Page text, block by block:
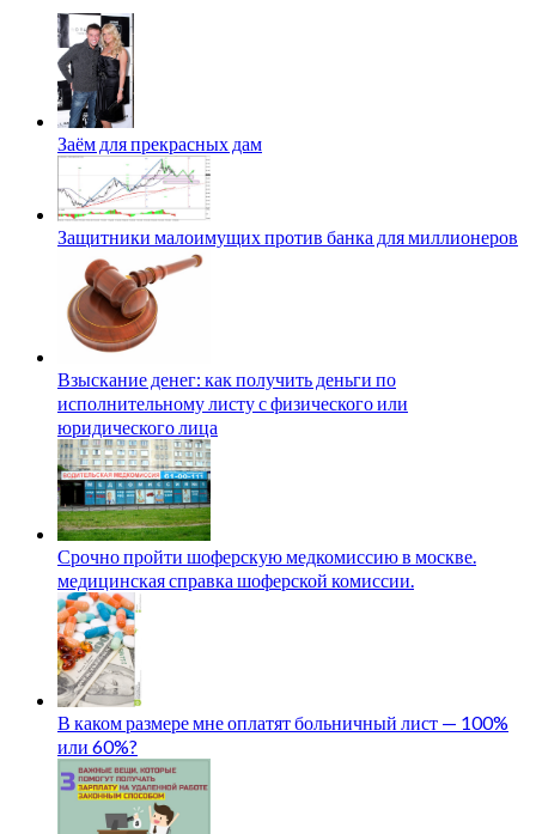
Заём для прекрасных дам
Защитники малоимущих против банка для миллионеров
Взыскание денег: как получить деньги по
исполнительному листу с физического или
юридического лица
Срочно пройти шоферскую медкомиссию в москве.
медицинская справка шоферской комиссии.
В каком размере мне оплатят больничный лист — 100%
или 60%?